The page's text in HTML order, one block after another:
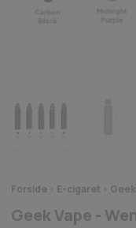
Forside > E-cigaret >
Geek Vape -